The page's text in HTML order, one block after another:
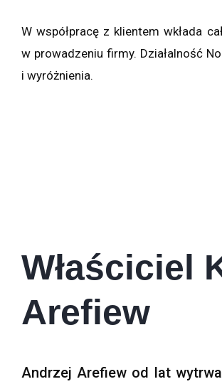
W współpracę z klientem wkłada
w prowadzeniu firmy. Działalność
i wyróżnienia.
Właściciel
Arefiew
Andrzej Arefiew od lat